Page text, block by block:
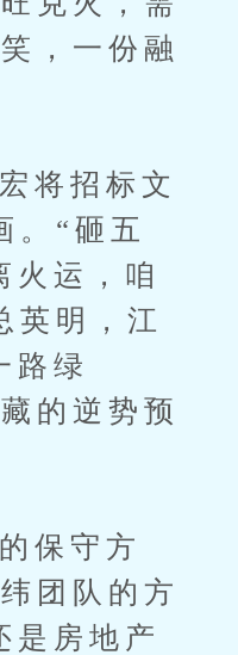
，一份融
将招标文
。“砸五
火运，咱
英明，江
路绿
的逆势预
保守方
团队的方
是房地产